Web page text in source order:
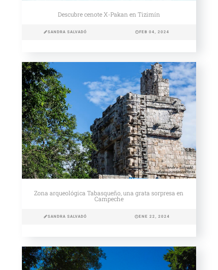
Descubre cenote X-Pakan en Tizimín
SANDRA SALVADÓ FEB 04, 2024
Zona arqueológica Tabasqueño, una grata sorpresa en
Campeche
SANDRA SALVADÓ ENE 22, 2024